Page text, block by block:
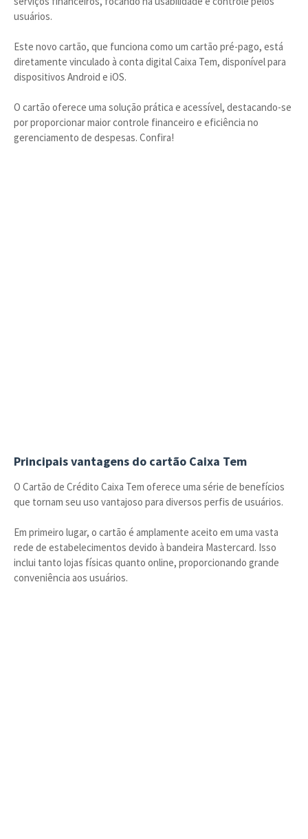
usuários.
Este novo cartão, que funciona como um cartão pré-pago, está
diretamente vinculado à conta digital Caixa Tem, disponível para
dispositivos Android e iOS.
O cartão oferece uma solução prática e acessível, destacando-se
por proporcionar maior controle financeiro e eficiência no
gerenciamento de despesas. Confira!
Principais vantagens do cartão Caixa Tem
O Cartão de Crédito Caixa Tem oferece uma série de benefícios
que tornam seu uso vantajoso para diversos perfis de usuários.
Em primeiro lugar, o cartão é amplamente aceito em uma vasta
rede de estabelecimentos devido à bandeira Mastercard. Isso
inclui tanto lojas físicas quanto online, proporcionando grande
conveniência aos usuários.